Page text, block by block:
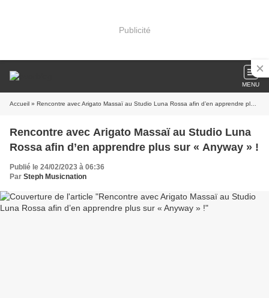
Publicité
MENU
Accueil » Rencontre avec Arigato Massaï au Studio Luna Rossa afin d’en apprendre plus sur « Anyway » !
Rencontre avec Arigato Massaï au Studio Luna
Rossa afin d’en apprendre plus sur « Anyway » !
Publié le 24/02/2023 à 06:36
Par Steph Musicnation